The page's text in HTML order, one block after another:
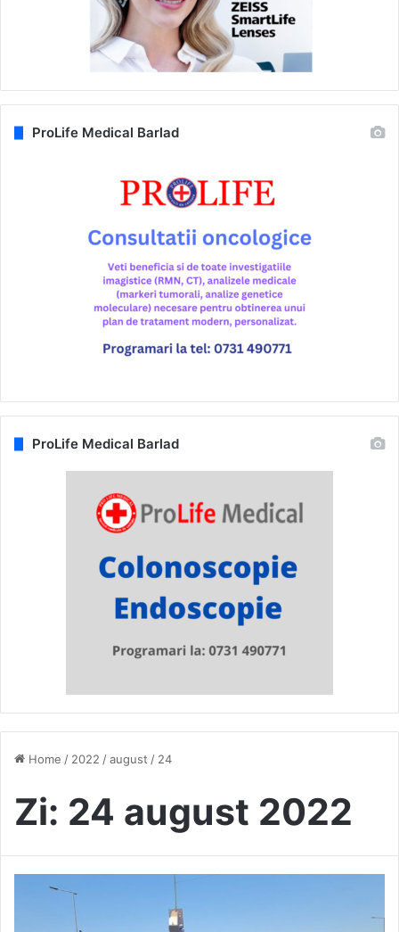
Home / 2022 /august / 24
Zi: 24 august 2022
ProLife Medical Barlad
ProLife Medical Barlad